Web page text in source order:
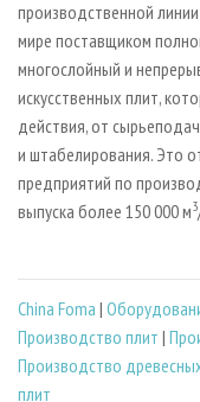
производственной
мире поставщиком
многослойный и
искусственных плит,
действия, от
и штабелирования. Это
предприятий по
выпуска более 150 000 м3
China Foma |
Производство плит |
Производство
плит